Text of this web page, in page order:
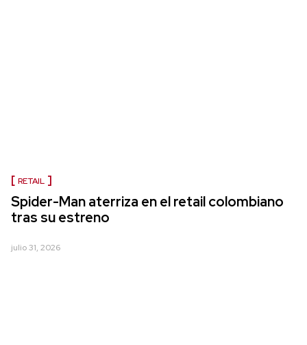
RETAIL
Spider-Man aterriza en el retail colombiano
tras su estreno
julio 31, 2026